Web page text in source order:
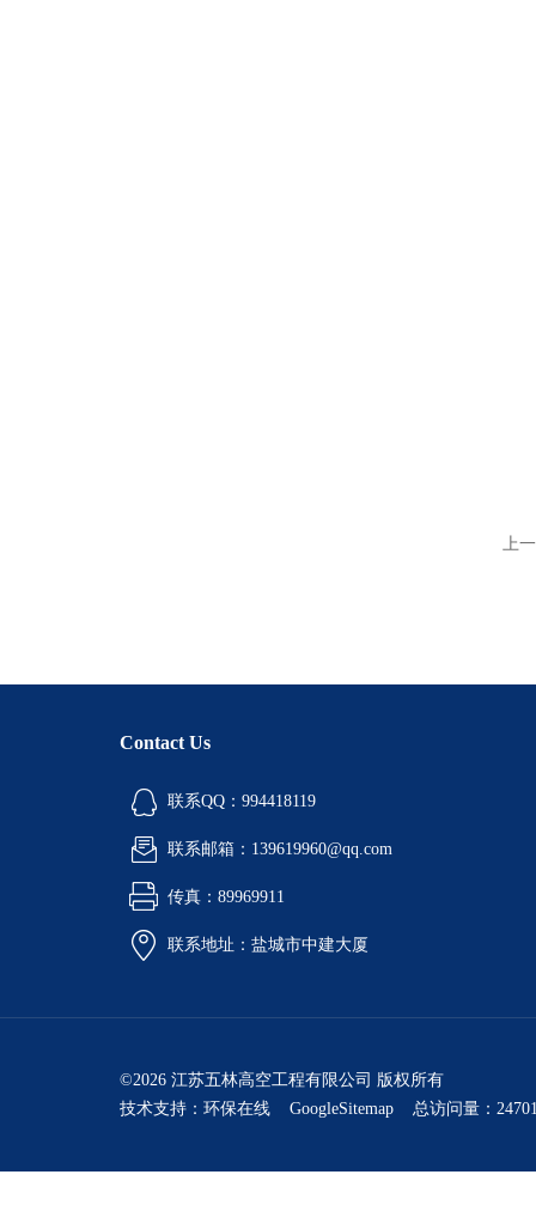
上
Contact Us
联系QQ：994418119
联系邮箱：139619960@qq.com
传真：89969911
联系地址：盐城市中建大厦
©2026 江苏五林高空工程有限公司 版权所有
技术支持： 环保在线 GoogleSitemap 总访问量：